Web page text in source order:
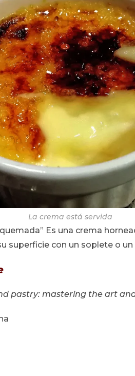
La crema está servida
Es una crema
superficie con un soplete o un
pastry: mastering the art